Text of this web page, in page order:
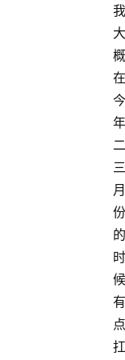
我
大
概
在
今
年
二
三
月
份
的
时
候
有
点
扛